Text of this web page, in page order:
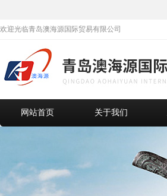
欢迎光临青岛澳海源国际贸易有限公司
网站首页 关于我们